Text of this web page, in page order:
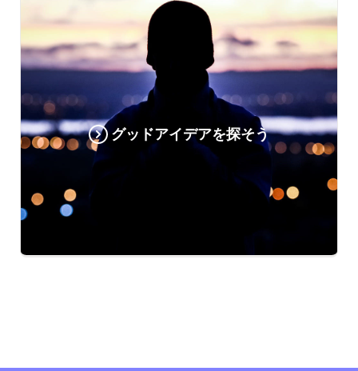
グッドアイデアを探そう